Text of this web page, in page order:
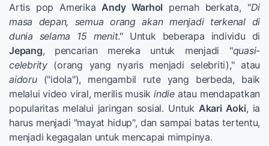
Artis pop Amerika Andy Warhol pernah berkata, "Di
masa depan, semua orang akan menjadi terkenal di
dunia selama 15 menit." Untuk beberapa individu di
Jepang, pencarian mereka untuk menjadi "quasi-
celebrity(orang yang nyaris menjadi selebriti)," atau
aidoru("idola"), mengambil rute yang berbeda, baik
melalui video viral, merilis musikindieatau mendapatkan
popularitas melalui jaringan sosial. Untuk Akari Aoki, ia
harus menjadi "mayat hidup", dan sampai batas tertentu,
menjadi kegagalan untuk mencapai mimpinya.